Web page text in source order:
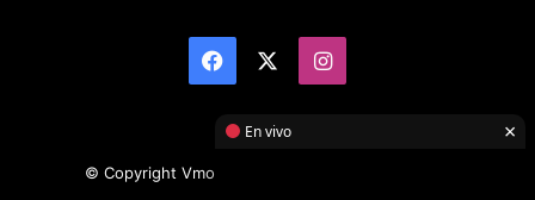
Facebook Instagram
© Copyright Vmotor TI 2026, All Rights Reserved
En vivo ×